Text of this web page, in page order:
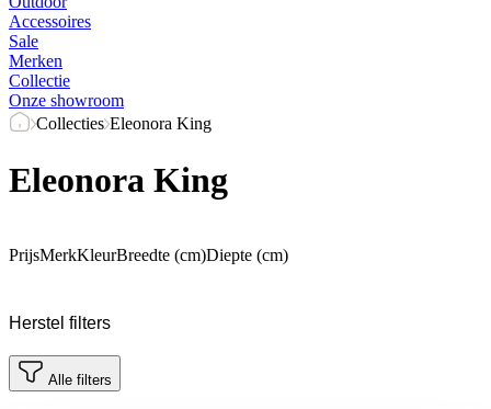
Accessoires
Sale
Merken
Collectie
Onze showroom
Collecties Eleonora King
Eleonora King
PrijsMerkKleurBreedte (cm)Diepte (cm)
Herstel filters
Alle filters